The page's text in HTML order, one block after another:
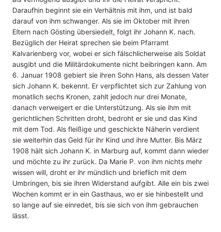
Daraufhin beginnt sie ein Verhältnis mit ihm, und ist bald
darauf von ihm schwanger. Als sie im Oktober mit ihren
Eltern nach Gösting übersiedelt, folgt ihr Johann K. nach.
Bezüglich der Heirat sprechen sie beim Pfarramt
Kalvarienberg vor, wobei er sich fälschlicherweise als Soldat
ausgibt und die Militärdokumente nicht beibringen kann. Am
6. Januar 1908 gebiert sie ihren Sohn Hans, als dessen Vater
sich Johann K. bekennt. Er verpflichtet sich zur Zahlung von
monatlich sechs Kronen, zahlt jedoch nur drei Monate,
danach verweigert er die Unterstützung. Als sie ihm mit
gerichtlichen Schritten droht, bedroht er sie und das Kind
mit dem Tod. Als fleißige und geschickte Näherin verdient
sie weiterhin das Geld für ihr Kind und ihre Mutter. Bis März
1908 hält sich Johann K. in Marburg auf, kommt dann wieder
und möchte zu ihr zurück. Da Marie P. von ihm nichts mehr
wissen will, droht er ihr mündlich und brieflich mit dem
Umbringen, bis sie ihren Widerstand aufgibt. Alle ein bis zwei
Wochen kommt er in ein Gasthaus, wo er sie hinbestellt und
so lange auf sie einredet, bis sie sich von ihm gebrauchen
lässt.